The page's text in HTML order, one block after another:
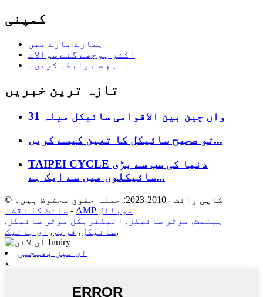
کمپنی
ہمارے بارے میں
اکثر پوچھے گئے سوالات
ہم سے رابطہ کریں۔
تازہ ترین خبریں
31 واں چین بین الاقوامی سائیکل میلہ
تو صحیح سائیکل کا تعین کیسے کریں...
TAIPEI CYCLE دنیا کی سب سے بڑی
سائیکلوں میں سے ایک ہے...
© کاپی رائٹ - 2010-2023: جملہ حقوق محفوظ ہیں۔
سائٹ کا نقشہ -
AMP موبائل
ہیلمٹ, موٹر سائیکل, الیکٹریکل موٹر سائیکل,
سائیکل, فریم , ای بائیک ,
ای میل بھیجیں
x